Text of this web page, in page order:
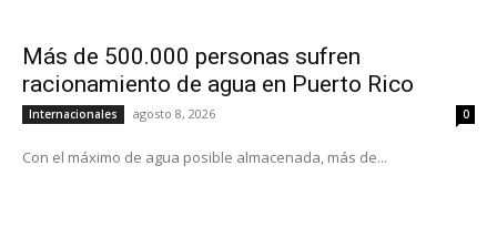
Más de 500.000 personas sufren
racionamiento de agua en Puerto Rico
Internacionales agosto 8, 2026 0
Con el máximo de agua posible almacenada, más de...